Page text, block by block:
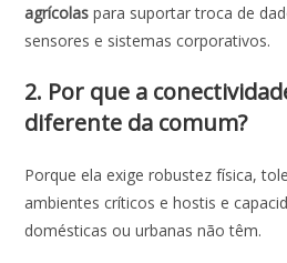
agrícolas para suportar troca de
sensores e sistemas corporativos.
2. Por que a
diferente da comum?
Porque ela exige robustez física,
ambientes críticos e hostis e
domésticas ou urbanas não têm.